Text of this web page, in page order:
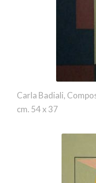
Carla Badiali,
cm. 54 x 37